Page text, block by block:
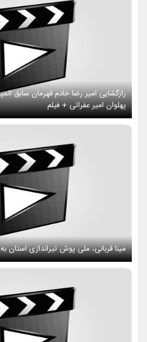
رازگشایی امیر رضا خادم قهرمان سابق
پهلوان امیر عفراتی + فیلم
مینا قربانی، ملی پوش تیراندازی